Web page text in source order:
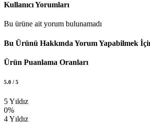
Kullanıcı Yorumları
Bu ürüne ait yorum bulunamadı
Bu Ürünü Hakkında Yorum Yapabilmek İçin
Ürün Puanlama Oranları
5.0 / 5
5 Yıldız
0%
4 Yıldız